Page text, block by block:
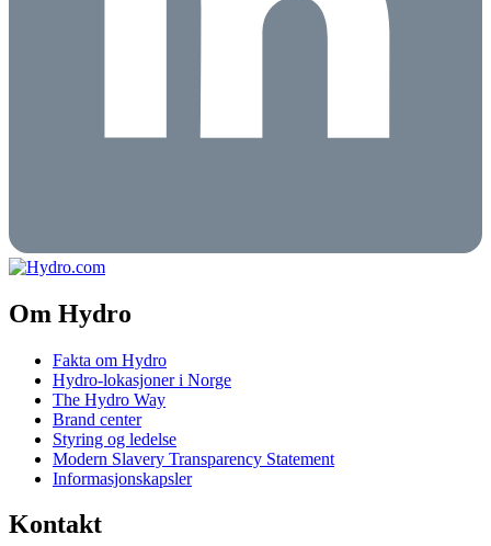
Om Hydro
Fakta om Hydro
Hydro-lokasjoner i Norge
The Hydro Way
Brand center
Styring og ledelse
Modern Slavery Transparency Statement
Informasjonskapsler
Kontakt